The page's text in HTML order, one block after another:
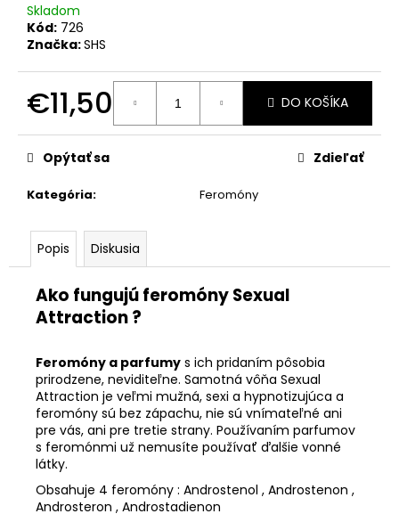
Skladom
Kód: 726
Značka:SHS
€11,50
cena:
DO KOŠÍKA
Kategória: Feromóny
Opýtať sa Zdieľať
Popis Diskusia
Ako fungujú feromóny Sexual
Attraction ?
Feromóny a parfumy s ich pridaním pôsobia
prirodzene, neviditeľne. Samotná vôňa Sexual
Attraction je veľmi mužná, sexi a hypnotizujúca a
feromóny sú bez zápachu, nie sú vnímateľné ani
pre vás, ani pre tretie strany. Používaním parfumov
s feromónmi už nemusíte používať ďalšie vonné
látky.
Obsahuje 4 feromóny : Androstenol , Androstenon ,
Androsteron , Androstadienon
O
d
p
o
r
ú
a
ESSENCE
WOMAN
7,5
DÁMSKE
FEROMÓNY
€19,90